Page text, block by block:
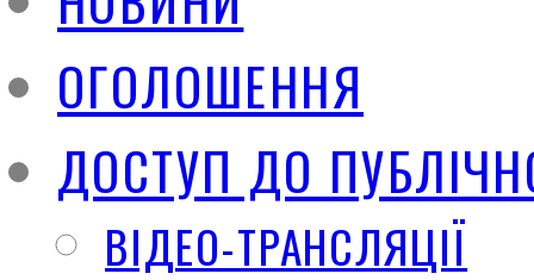
ОГОЛОШЕННЯ
ДОСТУП ДО
ВІДЕО-ТРАНСЛЯЦІЇ